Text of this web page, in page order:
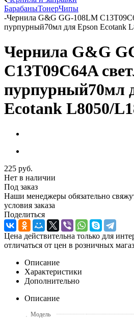
БарабаныТонерЧипы
-Чернила G&G GG-108LM
пурпурный70мл для Epson Ecotank
Чернила G&G
C13T09C64A
пурпурный70мл
Ecotank L8050/
225 руб.
Нет в наличии
Под заказ
Наши менеджеры обязательно
условия заказа
Поделиться
Цена действительна только для
отличаться от цен в розничных
Описание
Характеристики
Дополнительно
Описание
Модель